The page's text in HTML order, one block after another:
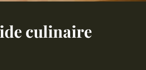
culinaire